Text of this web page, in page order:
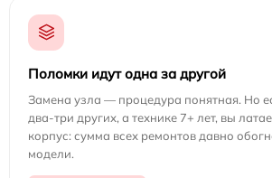
Поломки идут одна за другой
Замена узла — процедура понятная. Но
два-три других, а технике 7+ лет, вы
корпус: сумма всех ремонтов давно
модели.